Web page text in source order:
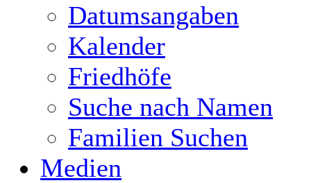
Datumsangaben
Kalender
Friedhöfe
Suche nach Namen
Familien Suchen
Medien